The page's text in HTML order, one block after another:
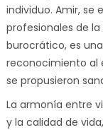
individuo. Amir, se
profesionales de
burocrático, es
reconocimiento al
se propusieron
La armonía entre
y la calidad de